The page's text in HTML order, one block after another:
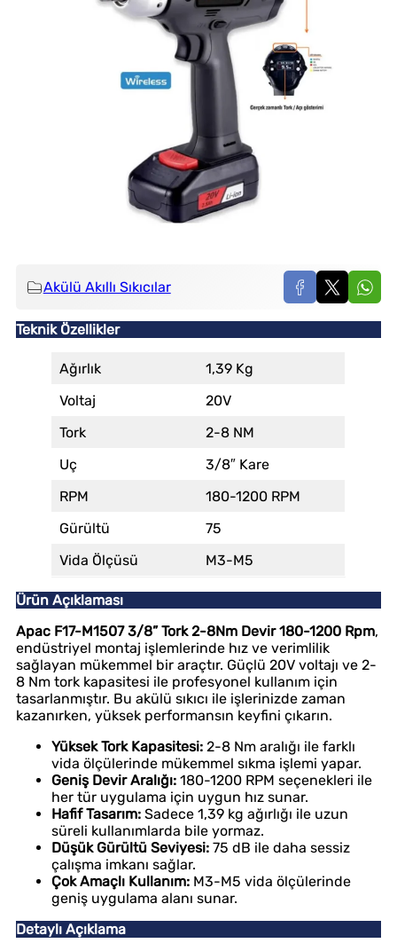
Akülü Akıllı Sıkıcılar
Teknik Özellikler
Ağırlık
1,39 Kg
Voltaj
20V
Tork
2-8 NM
Uç
3/8″ Kare
RPM
180-1200 RPM
Gürültü
75
Vida Ölçüsü
M3-M5
Ürün Açıklaması
Apac F17-M1507 3/8” Tork 2-8Nm Devir 180-1200 Rpm,
endüstriyel montaj işlemlerinde hız ve verimlilik
sağlayan mükemmel bir araçtır. Güçlü 20V voltajı ve 2-
8 Nm tork kapasitesi ile profesyonel kullanım için
tasarlanmıştır. Bu akülü sıkıcı ile işlerinizde zaman
kazanırken, yüksek performansın keyfini çıkarın.
Yüksek Tork Kapasitesi: 2-8 Nm aralığı ile farklı
vida ölçülerinde mükemmel sıkma işlemi yapar.
Geniş Devir Aralığı: 180-1200 RPM seçenekleri ile
her tür uygulama için uygun hız sunar.
Hafif Tasarım: Sadece 1,39 kg ağırlığı ile uzun
süreli kullanımlarda bile yormaz.
Düşük Gürültü Seviyesi: 75 dB ile daha sessiz
çalışma imkanı sağlar.
Çok Amaçlı Kullanım: M3-M5 vida ölçülerinde
geniş uygulama alanı sunar.
Detaylı Açıklama